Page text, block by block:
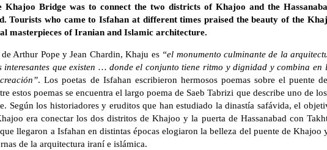
Khajoo Bridge was to connect the two districts of Khajoo and the
Tourists who came to Isfahan at different times praised the beauty of the
masterpieces of Iranian and Islamic architecture.
de Arthur Pope y Jean Chardin, Khaju es “el monumento culminante de la
interesantes que existen … donde el conjunto tiene ritmo y dignidad y combina en
. Los poetas de Isfahan escribieron hermosos poemas sobre el puente
estos poemas se encuentra el largo poema de Saeb Tabrizi que describe uno de
Según los historiadores y eruditos que han estudiado la dinastía safávida, el
era conectar los dos distritos de Khajoo y la puerta de Hassanabad con
llegaron a Isfahan en distintas épocas elogiaron la belleza del puente de Khajoo
de la arquitectura iraní e islámica.